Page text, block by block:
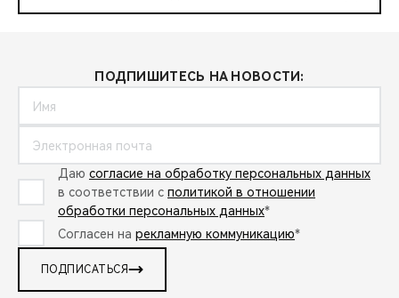
ПОДПИШИТЕСЬ НА НОВОСТИ:
Даю согласие на обработку персональных данных
в соответствии с политикой в отношении
обработки персональных данных*
Согласен на рекламную коммуникацию*
ПОДПИСАТЬСЯ